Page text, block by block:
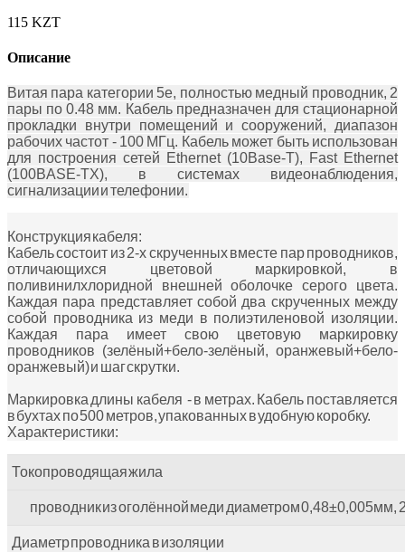
115 KZT
Описание
Витая пара категории 5e, полностью медный проводник, 2
пары по 0.48 мм. Кабель предназначен для стационарной
прокладки внутри помещений и сооружений, диапазон
рабочих частот - 100 МГц. Кабель может быть использован
для построения сетей Ethernet (10Base-T), Fast Ethernet
(100BASE-TX), в системах видеонаблюдения,
сигнализации и телефонии.
Конструкция кабеля:
Кабель состоит из 2-х скрученных вместе пар проводников,
отличающихся цветовой маркировкой, в
поливинилхлоридной внешней оболочке серого цвета.
Каждая пара представляет собой два скрученных между
собой проводника из меди в полиэтиленовой изоляции.
Каждая пара имеет свою цветовую маркировку
проводников (зелёный+бело-зелёный, оранжевый+бело-
оранжевый) и шаг скрутки.
Маркировка длины кабеля - в метрах. Кабель поставляется
в бухтах по 500 метров, упакованных в удобную коробку.
Характеристики:
Токопроводящая жила
проводник из оголённой меди диаметром 0,48±0,005мм,
Диаметр проводника в изоляции